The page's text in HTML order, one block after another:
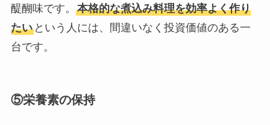
醍醐味です。 本格的な煮込み料理を効率よく作り
たいという人には、間違いなく投資価値のある一
台です。
⑤栄養素の保持